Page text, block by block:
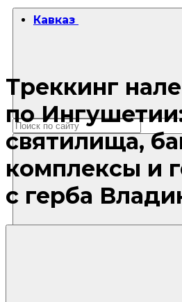
Кавказ
Треккинг
по
святилища,
комплексы и
с герба